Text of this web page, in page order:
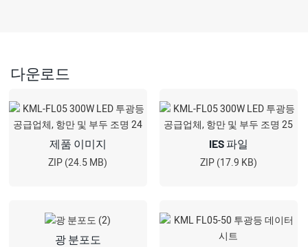
다운로드
제품 이미지
ZIP (24.5 MB)
IES 파일
ZIP (17.9 KB)
광 분포도